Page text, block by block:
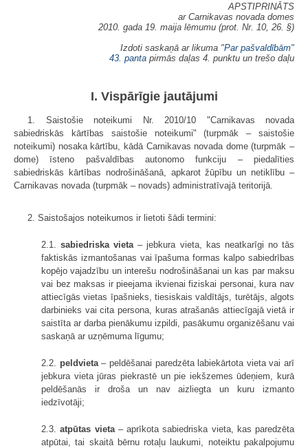
APSTIPRINĀTS
ar Carnikavas novada domes
2010. gada 19. maija lēmumu (prot. Nr. 10, 26. §)
Izdoti saskaņā ar likuma "Par pašvaldībām"
43. panta pirmās daļas 4. punktu un trešo daļu
I. Vispārīgie jautājumi
1. Saistošie noteikumi Nr. 2010/10 "Carnikavas novada
sabiedriskās kārtības saistošie noteikumi" (turpmāk – saistošie
noteikumi) nosaka kārtību, kādā Carnikavas novada dome (turpmāk –
dome) īsteno pašvaldības autonomo funkciju – piedalīties
sabiedriskās kārtības nodrošināšanā, apkarot žūpību un netiklību –
Carnikavas novada (turpmāk – novads) administratīvajā teritorijā.
2. Saistošajos noteikumos ir lietoti šādi termini:
2.1.sabiedriska vieta – jebkura vieta, kas neatkarīgi no tās
faktiskās izmantošanas vai īpašuma formas kalpo sabiedrības
kopējo vajadzību un interešu nodrošināšanai un kas par maksu
vai bez maksas ir pieejama ikvienai fiziskai personai, kura nav
attiecīgās vietas īpašnieks, tiesiskais valdītājs, turētājs, algots
darbinieks vai cita persona, kuras atrašanās attiecīgajā vietā ir
saistīta ar darba pienākumu izpildi, pasākumu organizēšanu vai
saskaņā ar uzņēmuma līgumu;
2.2. peldvieta– peldēšanai paredzēta labiekārtota vieta vai arī
jebkura vieta jūras piekrastē un pie iekšzemes ūdeņiem, kurā
peldēšanās ir droša un nav aizliegta un kuru izmanto
iedzīvotāji;
2.3.atpūtas vieta– aprīkota sabiedriska vieta, kas paredzēta
atpūtai, tai skaitā bērnu rotaļu laukumi, noteiktu pakalpojumu